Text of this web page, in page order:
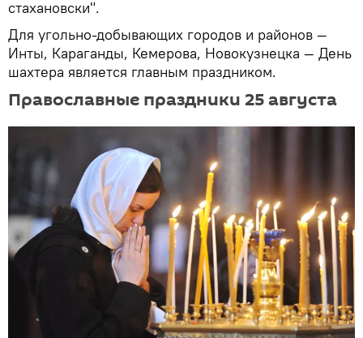
стахановски".
Для угольно-добывающих городов и районов —
Инты, Караганды, Кемерова, Новокузнецка — День
шахтера является главным праздником.
Православные праздники 25 августа